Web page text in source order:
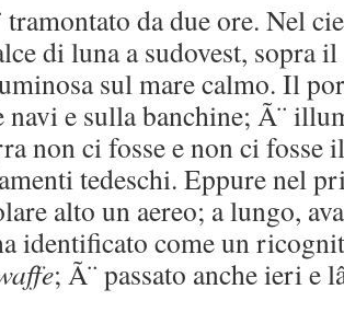
da due ore. Nel
di luna a sudovest, sopra
sul mare calmo. Il
e sulla banchine; Ã¨
non ci fosse e non ci fosse
tedeschi. Eppure nel
alto un aereo; a lungo,
identificato come un
; Ã¨ passato anche ieri